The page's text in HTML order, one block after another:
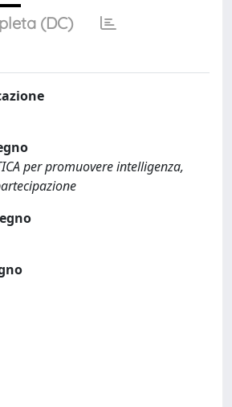
(DC)
per promuovere intelligenza,